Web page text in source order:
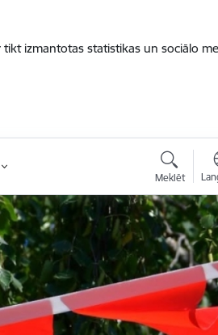
izmantotas statistikas un sociālo
Meklēt